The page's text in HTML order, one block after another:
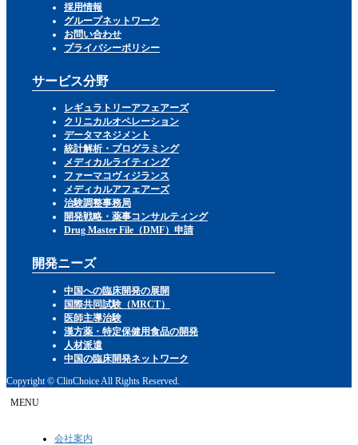
採用情報
グループネットワーク
お問い合わせ
プライバシーポリシー
サービス分野
レギュラトリーアフェアーズ
クリニカルオペレーション
データマネジメント
統計解析・プログラミング
メディカルライティング
ファーマコヴィジランス
メディカルアフェアーズ
治験調整事務局
開発戦略・薬事コンサルティング
Drug Master File（DMF）申請
開発ニーズ
中国への臨床開発の展開
国際共同試験（MRCT）
医師主導治験
漢方薬・特定保健用食品の開発
人材派遣
中国の臨床開発ネットワーク
Copyright © ClinChoice All Rights Reserved.
MENU
会社案内